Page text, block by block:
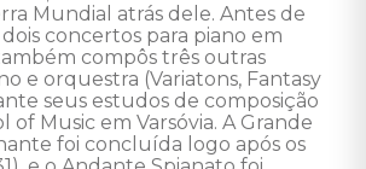
Mundial atrás dele. Antes de
concertos para piano em
compôs três outras
e orquestra (Variatons, Fantasy
seus estudos de composição
of Music em Varsóvia. A Grande
foi concluída logo após os